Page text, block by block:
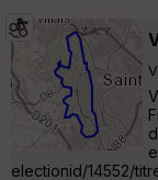
electionid/14552/